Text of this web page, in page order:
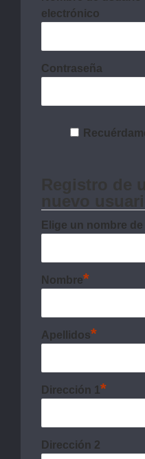
electrónico
Contraseña
Elige un nombre
Nombre*
Apellidos*
Dirección 1 *
Dirección 2